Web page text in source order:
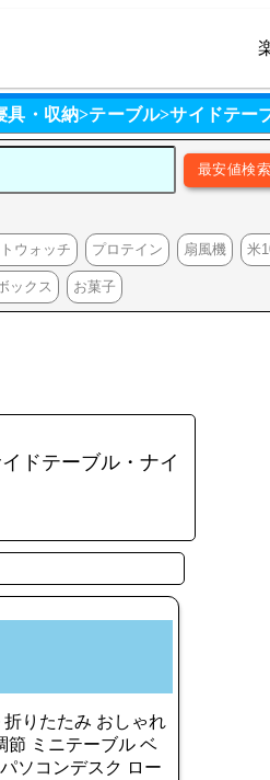
具・収納>テーブル>サイドテ
ウォッチ プロテイン 扇風機 米
ックス お菓子
ドテーブル・ナイ
折りたたみ おしゃれ
節 ミニテーブル ベ
ソコンデスク ロー